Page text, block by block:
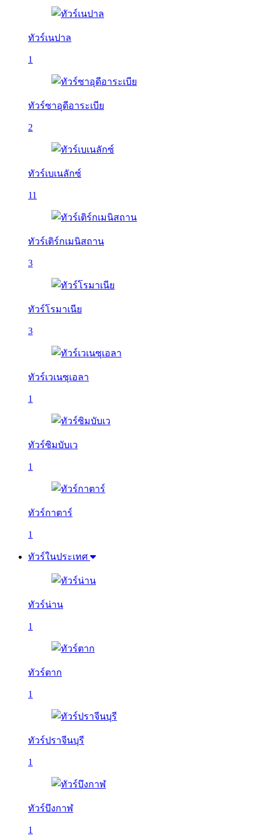
ทัวร์เนปาล
1
ทัวร์ซาอุดีอาระเบีย
2
ทัวร์เบเนลักซ์
11
ทัวร์เติร์กเมนิสถาน
3
ทัวร์โรมาเนีย
3
ทัวร์เวเนซุเอลา
1
ทัวร์ซิมบับเว
1
ทัวร์กาตาร์
1
ทัวร์ในประเทศ
ทัวร์น่าน
1
ทัวร์ตาก
1
ทัวร์ปราจีนบุรี
1
ทัวร์บึงกาฬ
1